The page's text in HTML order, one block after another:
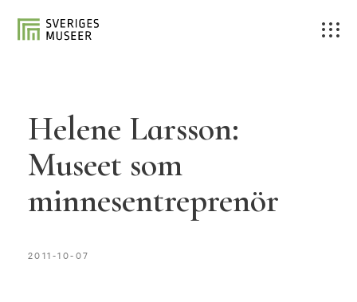
Helene Larsson:
Museet som
minnesentreprenör
2011-10-07